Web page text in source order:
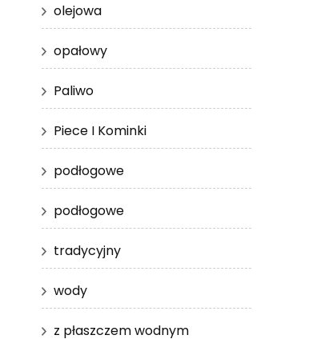
olejowa
opałowy
Paliwo
Piece I Kominki
podłogowe
podłogowe
tradycyjny
wody
z płaszczem wodnym